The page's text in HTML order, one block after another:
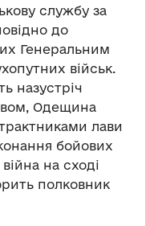
службу за
до
Генеральним
військ.
назустріч
Одещина
лави
бойових
на сході
полковник